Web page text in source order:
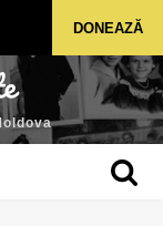
din MoldovaDONEAZĂ